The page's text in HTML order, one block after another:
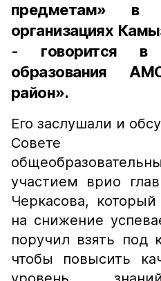
предметам» в
организациях
- говорится в
образования
район».
Его заслушали и
Совете
участием врио
Черкасова,
на снижение
поручил взять под
чтобы повысить